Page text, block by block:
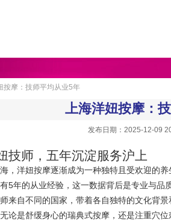
按摩：技师平均从业5年
上海洋妞按摩：
发布日期：2025-12-09
技师，五年沉淀服务沪上
，洋妞按摩逐渐成为一种独特且受欢迎的
5年的从业经验，这一数据背后是专业与品
来自不同的国家，带着各自独特的文化背
论是舒缓身心的瑞典式按摩，还是注重穴